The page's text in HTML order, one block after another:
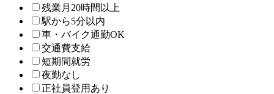
残業月20時間以上
駅から5分以内
車・バイク通勤OK
交通費支給
短期間就労
夜勤なし
正社員登用あり